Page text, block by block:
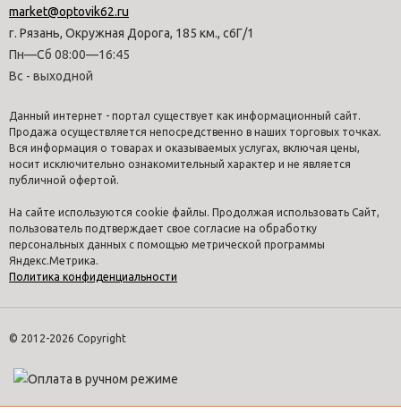
market@optovik62.ru
г. Рязань, Окружная Дорога, 185 км., с6Г/1
Пн—Сб 08:00—16:45
Вс - выходной
Данный интернет - портал существует как информационный сайт.
Продажа осуществляется непосредственно в наших торговых точках.
Вся информация о товарах и оказываемых услугах, включая цены,
носит исключительно ознакомительный характер и не является
публичной офертой.
На сайте используются cookie файлы. Продолжая использовать Сайт,
пользователь подтверждает свое согласие на обработку
персональных данных с помощью метрической программы
Яндекс.Метрика.
Политика конфиденциальности
© 2012-2026 Copyright